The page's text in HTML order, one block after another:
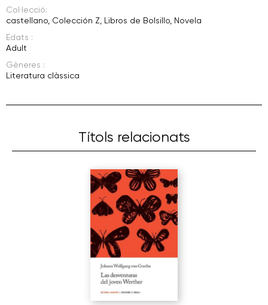
Col·lecció:
castellano, Colección Z, Libros de Bolsillo, Novela
Edats :
Adult
Gèneres :
Literatura clàssica
Títols relacionats